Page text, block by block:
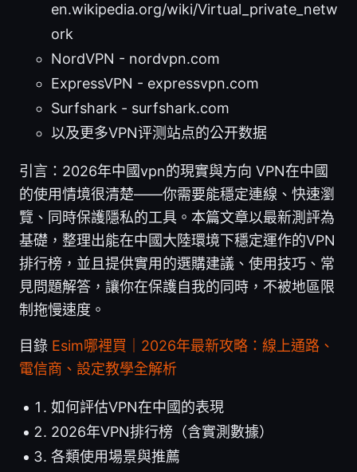
en.wikipedia.org/wiki/Virtual_private_netw
ork
NordVPN - nordvpn.com
ExpressVPN - expressvpn.com
Surfshark - surfshark.com
以及更多VPN评测站点的公开数据
引言：2026年中國vpn的現實與方向 VPN在中國
的使用情境很清楚——你需要能穩定連線、快速瀏
覽、同時保護隱私的工具。本篇文章以最新測評為
基礎，整理出能在中國大陸環境下穩定運作的VPN
排行榜，並且提供實用的選購建議、使用技巧、常
見問題解答，讓你在保護自我的同時，不被地區限
制拖慢速度。
目錄 Esim哪裡買｜2026年最新攻略：線上通路、
電信商、設定教學全解析
如何評估VPN在中國的表現
2026年VPN排行榜（含實測數據）
各類使用場景與推薦